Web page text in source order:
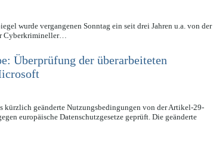
wurde vergangenen Sonntag ein seit drei Jahren u.a. von der
Cyberkrimineller…
Überprüfung der überarbeiteten
geänderte Nutzungsbedingungen von der Artikel-29-
europäische Datenschutzgesetze geprüft. Die geänderte